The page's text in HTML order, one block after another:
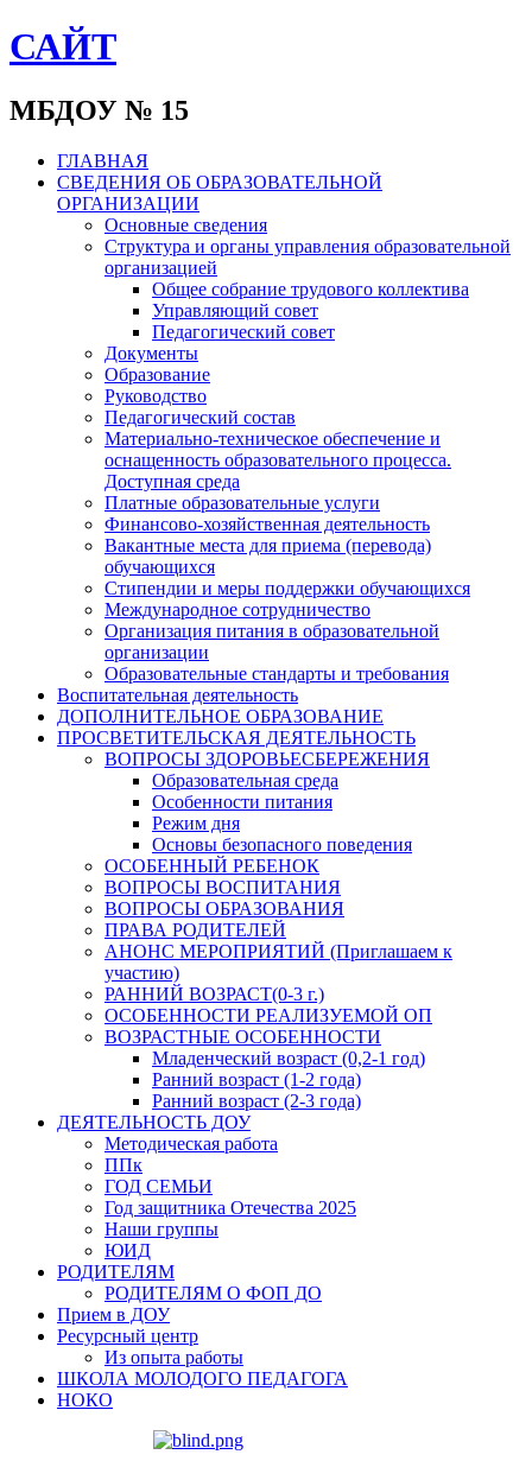
САЙТ
МБДОУ № 15
ГЛАВНАЯ
СВЕДЕНИЯ ОБ ОБРАЗОВАТЕЛЬНОЙ
ОРГАНИЗАЦИИ
Основные сведения
Структура и органы управления образовательной
организацией
Общее собрание трудового коллектива
Управляющий совет
Педагогический совет
Документы
Образование
Руководство
Педагогический состав
Материально-техническое обеспечение и
оснащенность образовательного процесса.
Доступная среда
Платные образовательные услуги
Финансово-хозяйственная деятельность
Вакантные места для приема (перевода)
обучающихся
Стипендии и меры поддержки обучающихся
Международное сотрудничество
Организация питания в образовательной
организации
Образовательные стандарты и требования
Воспитательная деятельность
ДОПОЛНИТЕЛЬНОЕ ОБРАЗОВАНИЕ
ПРОСВЕТИТЕЛЬСКАЯ ДЕЯТЕЛЬНОСТЬ
ВОПРОСЫ ЗДОРОВЬЕСБЕРЕЖЕНИЯ
Образовательная среда
Особенности питания
Режим дня
Основы безопасного поведения
ОСОБЕННЫЙ РЕБЕНОК
ВОПРОСЫ ВОСПИТАНИЯ
ВОПРОСЫ ОБРАЗОВАНИЯ
ПРАВА РОДИТЕЛЕЙ
АНОНС МЕРОПРИЯТИЙ (Приглашаем к
участию)
РАННИЙ ВОЗРАСТ(0-3 г.)
ОСОБЕННОСТИ РЕАЛИЗУЕМОЙ ОП
ВОЗРАСТНЫЕ ОСОБЕННОСТИ
Младенческий возраст (0,2-1 год)
Ранний возраст (1-2 года)
Ранний возраст (2-3 года)
ДЕЯТЕЛЬНОСТЬ ДОУ
Методическая работа
ППк
ГОД СЕМЬИ
Год защитника Отечества 2025
Наши группы
ЮИД
РОДИТЕЛЯМ
РОДИТЕЛЯМ О ФОП ДО
Прием в ДОУ
Ресурсный центр
Из опыта работы
ШКОЛА МОЛОДОГО ПЕДАГОГА
НОКО